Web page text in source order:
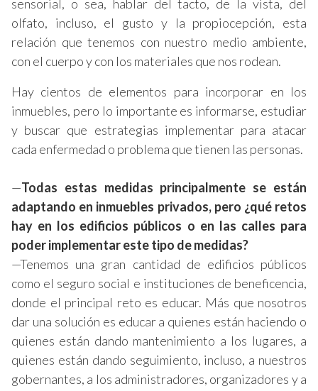
sensorial, o sea, hablar del tacto, de la vista, del
olfato, incluso, el gusto y la propiocepción, esta
relación que tenemos con nuestro medio ambiente,
con el cuerpo y con los materiales que nos rodean.
Hay cientos de elementos para incorporar en los
inmuebles, pero lo importante es informarse, estudiar
y buscar que estrategias implementar para atacar
cada enfermedad o problema que tienen las personas.
—Todas estas medidas principalmente se están
adaptando en inmuebles privados, pero ¿qué retos
hay en los edificios públicos o en las calles para
poder implementar este tipo de medidas?
—Tenemos una gran cantidad de edificios públicos
como el seguro social e instituciones de beneficencia,
donde el principal reto es educar. Más que nosotros
dar una solución es educar a quienes están haciendo o
quienes están dando mantenimiento a los lugares, a
quienes están dando seguimiento, incluso, a nuestros
gobernantes, a los administradores, organizadores y a